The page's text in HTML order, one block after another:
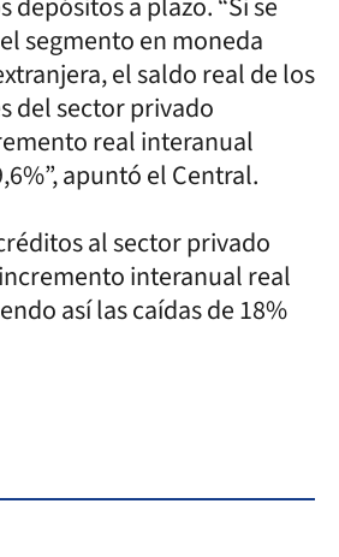
segmento en moneda
el saldo real de los
del sector privado
real interanual
apuntó el Central.
al sector privado
interanual real
así las caídas de 18%